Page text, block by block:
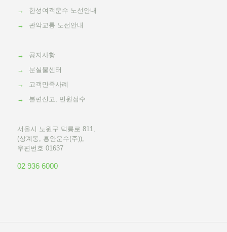
→
한성여객운수 노선안내
→
관악교통 노선안내
→
공지사항
→
분실물센터
→
고객만족사례
→
불편신고, 민원접수
서울시 노원구 덕릉로 811,
(상계동, 흥안운수(주)),
우편번호 01637
02 936 6000